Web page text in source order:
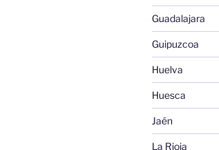
Guadalajara
Guipuzcoa
Huelva
Huesca
Jaén
La Rioja